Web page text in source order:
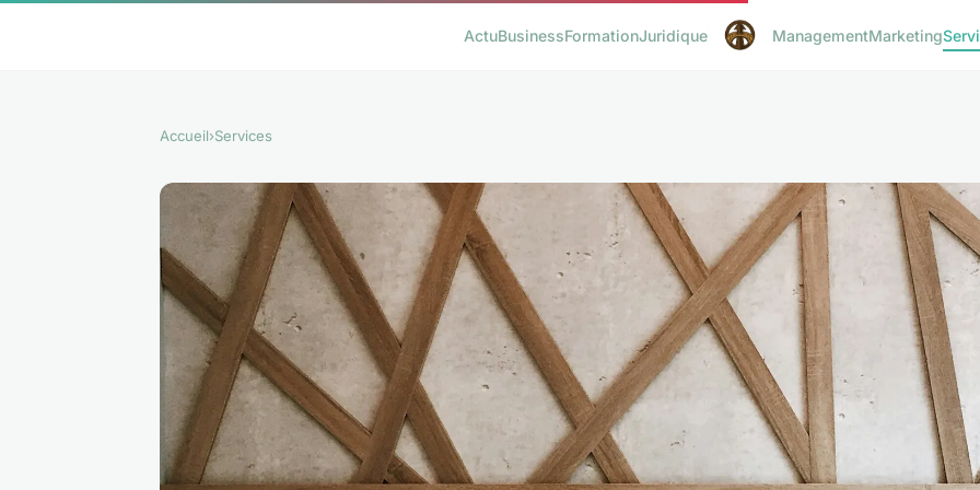
ActuBusinessFormationJuridique ManagementMarketing
Accueil›Services